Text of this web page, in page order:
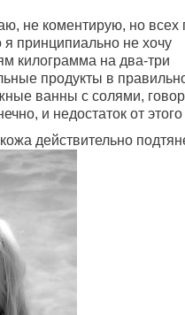
не коментирую, но
принципиально не хочу
килограмма на два-три
продукты в
ванны с солями,
и недостаток от
действительно